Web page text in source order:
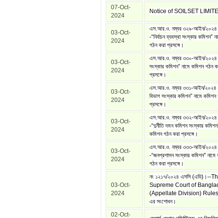
07-Oct-
2024
Notice of SOILSET
03-Oct-
2024
এস.আর.ও. নম্বর ৩২৯-আইন/
-“নির্বাচন ব্যবস্থা সংস্কার কমিশন”
গঠন করা প্রসঙ্গে।
03-Oct-
2024
এস.আর.ও. নম্বর ৩৩০-আইন/
সংস্কার কমিশন” নামে কমিশন গঠন
প্রসঙ্গে।
03-Oct-
2024
এস.আর.ও. নম্বর ৩৩১-আইন/
বিভাগ সংস্কার কমিশন” নামে
প্রসঙ্গে।
03-Oct-
2024
এস.আর.ও. নম্বর ৩৩২-আইন/
-“দুর্নীতি দমন কমিশন সংস্কার
কমিশন গঠন করা প্রসঙ্গে।
03-Oct-
2024
এস.আর.ও. নম্বর ৩৩৩-আইন/
-“জনপ্রশাসন সংস্কার কমিশন” নামে
গঠন করা প্রসঙ্গে।
03-Oct-
2024
নং ১২১৭/২০২৪ এসসি (এডি)।--
Supreme Court of
(Appellate Division)
এর সংশোধন।
02-Oct-